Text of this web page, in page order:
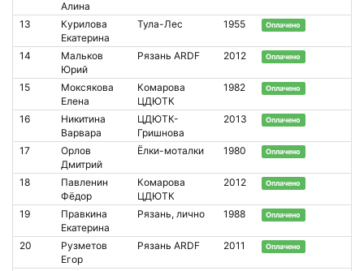
Алина
13
Курилова
Екатерина
Тула-Лес 1955 Оплачено
14
Мальков
Юрий
Рязань ARDF 2012 Оплачено
15
Моксякова
Елена
Комарова
ЦДЮТК
1982 Оплачено
16
Никитина
Варвара
ЦДЮТК-
Гришнова
2013 Оплачено
17
Орлов
Дмитрий
Ёлки-моталки 1980 Оплачено
18
Павленин
Фёдор
Комарова
ЦДЮТК
2012 Оплачено
19
Правкина
Екатерина
Рязань, лично 1988 Оплачено
20
Рузметов
Егор
Рязань ARDF 2011 Оплачено